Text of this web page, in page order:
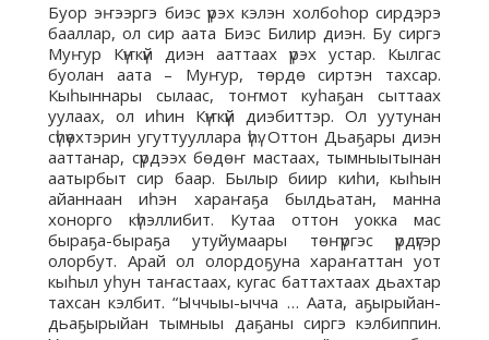
Буор эҥээргэ биэс үрэх кэлэн холбоһор сирдэрэ
бааллар, ол сир аата Биэс Билир диэн. Бу сиргэ
Муҥур Күҥкүй диэн ааттаах үрэх устар. Кылгас
буолан аата – Муҥур, төрдө сиртэн тахсар.
Кыһыннары сылаас, тоҥмот куһаҕан сыттаах
уулаах, ол иһин Күҥкүй диэбиттэр. Ол уутунан
сүһүөхтэрин угуттууллара үһү. Оттон Дьаҕары диэн
ааттанар, сүрдээх бөдөҥ мастаах, тымныытынан
аатырбыт сир баар. Былыр биир киһи, кыһын
айаннаан иһэн хараҥаҕа былдьатан, манна
хонорго күһэллибит. Кутаа оттон уокка мас
быраҕа-быраҕа утуйумаары төҥүргэс үрдүгэр
олорбут. Арай ол олордоҕуна хараҥаттан уот
кыһыл уһун таҥастаах, кугас баттахтаах дьахтар
тахсан кэлбит. “Ыччыы-ычча … Аата, аҕырыйан-
дьаҕырыйан тымныы даҕаны сиргэ кэлбиппин.